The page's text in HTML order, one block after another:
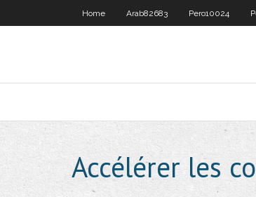
Home Arab82683 Pero10024
Accélérer les